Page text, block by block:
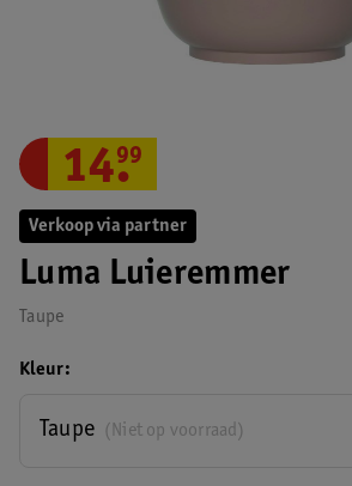
Verkoop via partner
Luma Luieremmer
Taupe
14.
99
Kleur
(Niet op voorraad)
Taupe